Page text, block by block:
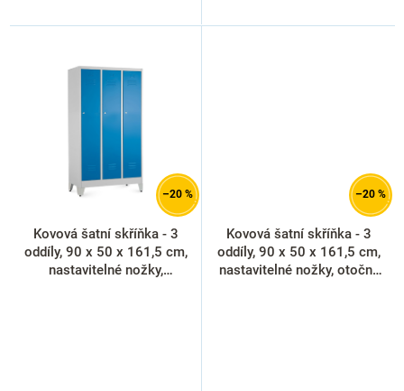
–20 %
Kovová šatní skříňka - 3
oddíly, 90 x 50 x 161,5 cm,
nastavitelné nožky,
–20 %
Kovová šatní skříňka - 3
oddíly, 90 x 50 x 161,5 cm,
nastavitelné nožky, otočný